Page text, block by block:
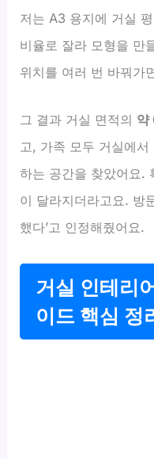
저는 A3 용지에 거실
비율로 잘라 모형을 만
위치를 여러 번 바꿔가
그 결과 거실 면적의 약
고, 가족 모두 거실에
하는 공간을 찾았어요.
이 달라지더라고요. 방
했다’고 인정해줬어요.
거실 인테리
이드 핵심 정